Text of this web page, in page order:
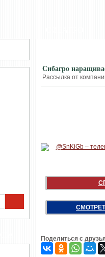
Сибагро
Рассылка от
Поделиться с